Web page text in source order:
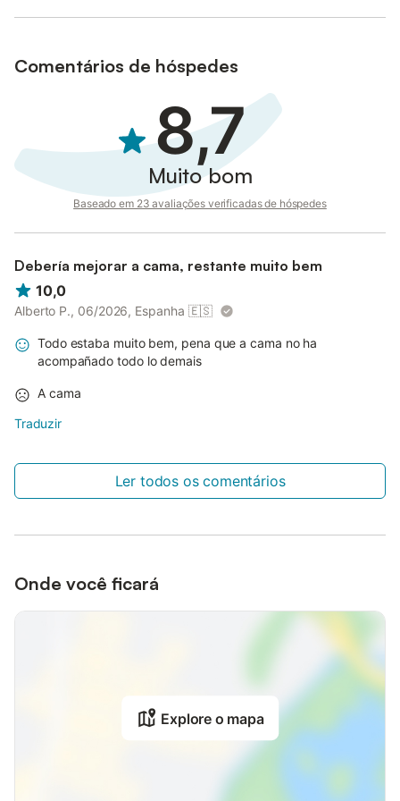
Comentários de hóspedes
8,7
Muito bom
Baseado em 23 avaliações verificadas de hóspedes
Debería mejorar a cama, restante muito bem
10,0
Alberto P., 06/2026, Espanha 🇪🇸
Todo estaba muito bem, pena que a cama no ha
acompañado todo lo demais
A cama
Traduzir
Ler todos os comentários
Onde você ficará
Explore o mapa